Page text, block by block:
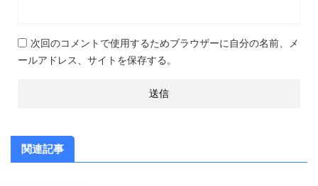
次回のコメントで使用するためブラウザーに自分の名前、メ
ールアドレス、サイトを保存する。
関連記事